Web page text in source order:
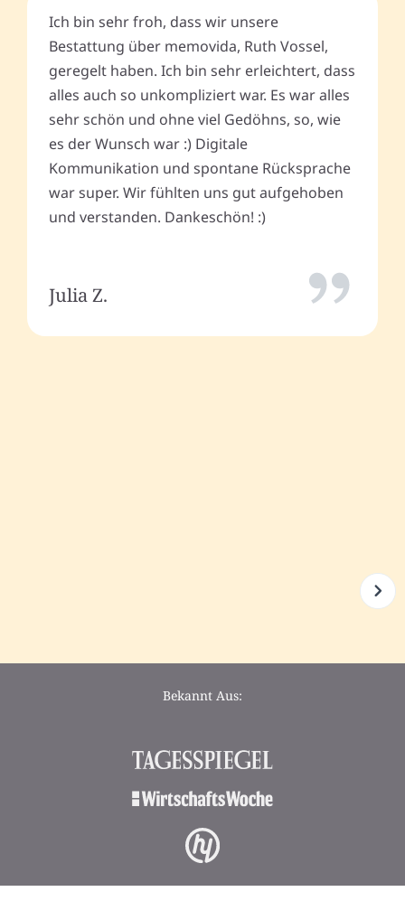
Ich bin sehr froh, dass wir unsere
Bestattung über memovida, Ruth Vossel,
geregelt haben. Ich bin sehr erleichtert, dass
alles auch so unkompliziert war. Es war alles
sehr schön und ohne viel Gedöhns, so, wie
es der Wunsch war :) Digitale
Kommunikation und spontane Rücksprache
war super. Wir fühlten uns gut aufgehoben
und verstanden. Dankeschön! :)
Julia Z.
Bekannt Aus: